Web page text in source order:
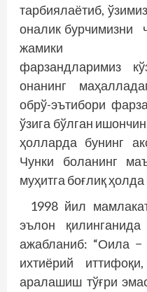
тарбия­лаётиб,
оналик бурчимизни
жамики
фарзандларимиз
онанинг
обрў-эътибори
ўзига бўлган
ҳолларда бунинг
Чунки боланинг
муҳитга боғлиқ
1998 йил
эълон
ажабланиб: “Оила −
ихтиёрий
аралашиш тўғри